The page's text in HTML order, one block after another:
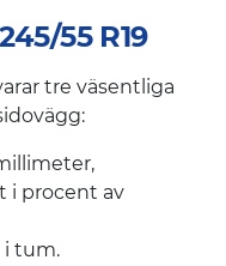
55 R19
tre väsentliga
i procent av
i tum.